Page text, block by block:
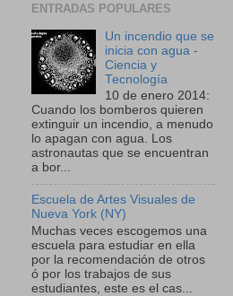
ENTRADAS POPULARES
Un incendio que se
inicia con agua -
Ciencia y
Tecnología
10 de enero 2014:
Cuando los bomberos quieren
extinguir un incendio, a menudo
lo apagan con agua. Los
astronautas que se encuentran
a bor...
Escuela de Artes Visuales de
Nueva York (NY)
Muchas veces escogemos una
escuela para estudiar en ella
por la recomendación de otros
ó por los trabajos de sus
estudiantes, este es el cas...